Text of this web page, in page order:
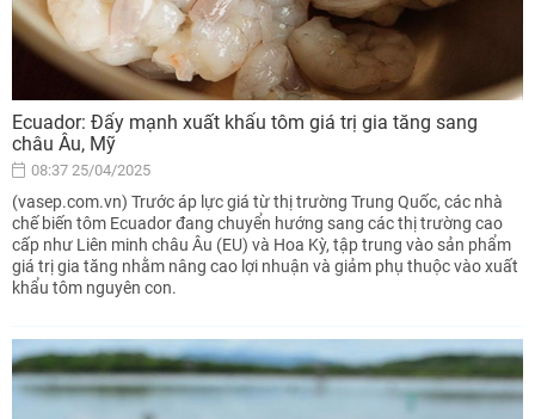
Ecuador: Đẩy mạnh xuất khẩu tôm giá trị gia tăng sang
châu Âu, Mỹ
08:37 25/04/2025
(vasep.com.vn) Trước áp lực giá từ thị trường Trung Quốc, các nhà
chế biến tôm Ecuador đang chuyển hướng sang các thị trường cao
cấp như Liên minh châu Âu (EU) và Hoa Kỳ, tập trung vào sản phẩm
giá trị gia tăng nhằm nâng cao lợi nhuận và giảm phụ thuộc vào xuất
khẩu tôm nguyên con.